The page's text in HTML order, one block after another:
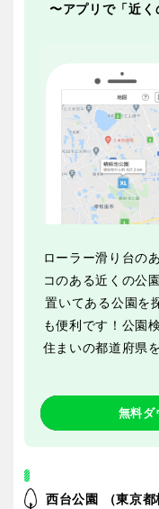
新潟
石川
山梨
岐阜
愛知
京都
イルミネーション
交通公園
〜アプリで「近
ローラー滑り台の
コのある近くの公
置いてある公園を
も便利です！公園
住まいの都道府県
無料ダ
西台公園 （東京都